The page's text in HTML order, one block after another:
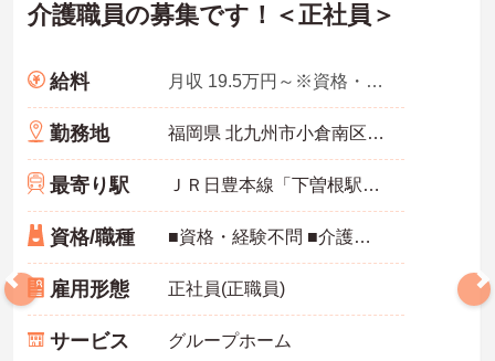
介護職員の募集です！＜正社員＞
給料 月収 19.5万円～※資格・経験により異なる
勤務地 福岡県 北九州市小倉南区 長野東町11-16
最寄り駅 ＪＲ日豊本線「下曽根駅」バス・車10分
資格/職種 ■資格・経験不問 ■介護職員初任者研修以上の資格お持ちの方歓迎
雇用形態 正社員(正職員)
サービス グループホーム